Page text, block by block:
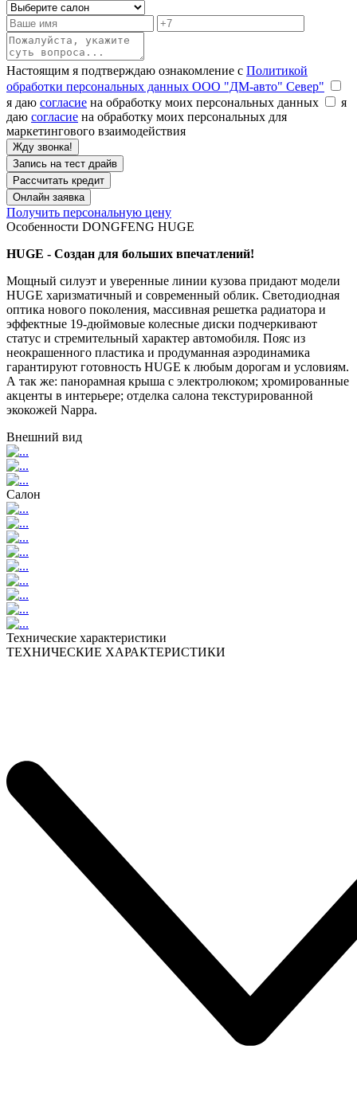
Настоящим я подтверждаю ознакомление с Политикой
обработки персональных данных ООО "ДМ-авто" Север"
я даю согласие на обработку моих персональных данных
я
даю согласие на обработку моих персональных для
маркетингового взаимодействия
Запись на тест драйв
Рассчитать кредит
Онлайн заявка
Получить персональную цену
Особенности DONGFENG HUGE
HUGE - Создан для больших впечатлений!
Мощный силуэт и уверенные линии кузова придают модели
HUGE харизматичный и современный облик. Светодиодная
оптика нового поколения, массивная решетка радиатора и
эффектные 19-дюймовые колесные диски подчеркивают
статус и стремительный характер автомобиля. Пояс из
неокрашенного пластика и продуманная аэродинамика
гарантируют готовность HUGE к любым дорогам и условиям.
А так же: панорамная крыша с электролюком; хромированные
акценты в интерьере; отделка салона текстурированной
экокожей Nappa.
Внешний вид
Салон
Технические характеристики
ТЕХНИЧЕСКИЕ ХАРАКТЕРИСТИКИ